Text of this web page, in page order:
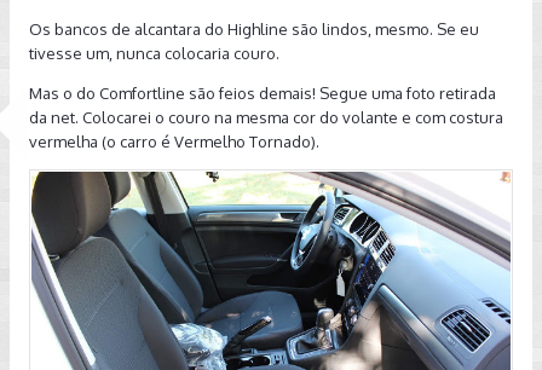
Os bancos de alcantara do Highline são lindos, mesmo. Se eu
tivesse um, nunca colocaria couro.
Mas o do Comfortline são feios demais! Segue uma foto retirada
da net. Colocarei o couro na mesma cor do volante e com costura
vermelha (o carro é Vermelho Tornado).